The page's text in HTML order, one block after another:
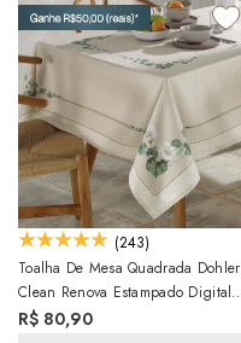
(243)
Toalha De Mesa Quadrada Dohler
Clean Renova Estampado Digital
Botânica Flores 4 Lugares 1,40m X
R$ 80,90